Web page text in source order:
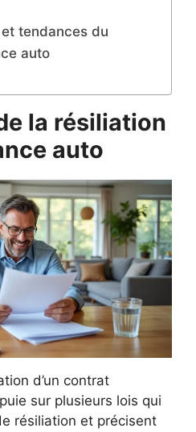
tendances du
auto
la résiliation
auto
d’un contrat
sur plusieurs lois qui
résiliation et précisent